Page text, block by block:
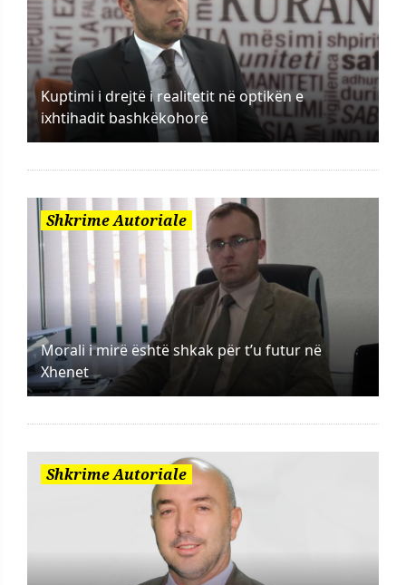
Kuptimi i drejtë i realitetit në optikën e
ixhtihadit bashkëkohorë
Shkrime Autoriale
Morali i mirë është shkak për t’u futur në
Xhenet
Shkrime Autoriale